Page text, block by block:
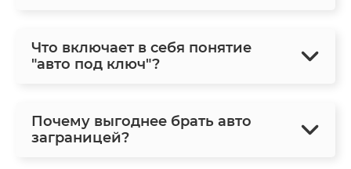
Что включает в себя понятие
"авто под ключ"?
Почему выгоднее брать авто
заграницей?